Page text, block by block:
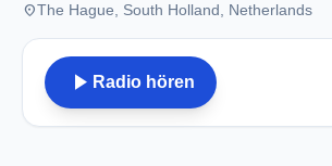
placeThe Hague, South Holland, Netherlands
play_arrow Radio hören